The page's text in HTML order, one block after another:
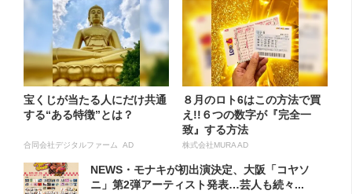
宝くじが当たる人にだけ共通
する“ある特徴”とは？
合同会社デジタルファーム AD
８月のロト6はこの方法で買
え!!６つの数字が『完全一
致』する方法
株式会社MURA AD
NEWS・モナキが初出演決定、大阪「コヤソ
ニ」第2弾アーティスト発表…芸人も続々...